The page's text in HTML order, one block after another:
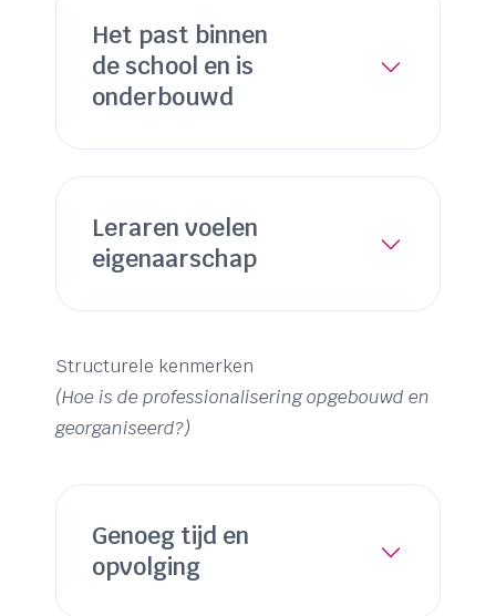
Het past binnen
de school en is
onderbouwd
Leraren voelen
eigenaarschap
Structurele kenmerken
(Hoe is de professionalisering opgebouwd en
georganiseerd?)
Genoeg tijd en
opvolging